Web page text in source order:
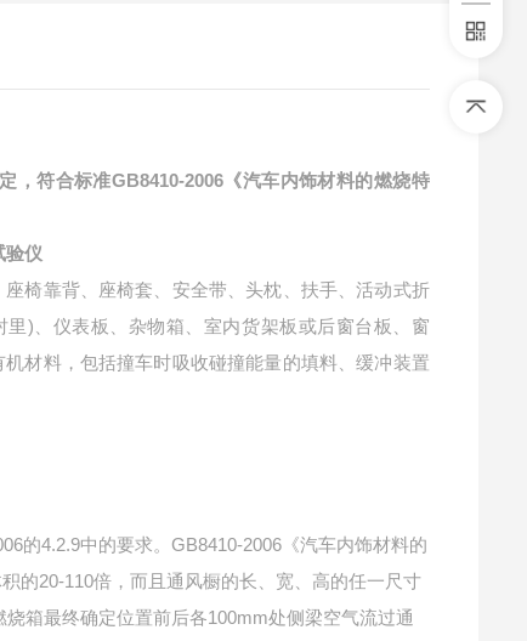
，符合标准GB8410-2006《汽车内饰材料的燃烧特
验仪
椅靠背、座椅套、安全带、头枕、扶手、活动式折
)、仪表板、杂物箱、室内货架板或后窗台板、窗
材料，包括撞车时吸收碰撞能量的填料、缓冲装置
的4.2.9中的要求。GB8410-2006《汽车内饰材料的
的20-110倍，而且通风橱的长、宽、高的任一尺寸
箱最终确定位置前后各100mm处侧梁空气流过通